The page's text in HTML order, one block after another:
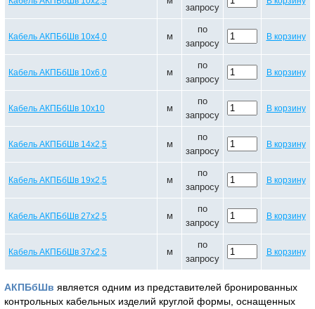
запросу
Кабель АКПБбШв 10х4,0 м
по
запросу
В корзину
Кабель АКПБбШв 10х6,0 м
по
запросу
В корзину
Кабель АКПБбШв 10х10 м
по
запросу
В корзину
Кабель АКПБбШв 14х2,5 м
по
запросу
В корзину
Кабель АКПБбШв 19х2,5 м
по
запросу
В корзину
Кабель АКПБбШв 27х2,5 м
по
запросу
В корзину
Кабель АКПБбШв 37х2,5 м
по
запросу
В корзину
АКПБбШв является одним из представителей бронированных
контрольных кабельных изделий круглой формы, оснащенных